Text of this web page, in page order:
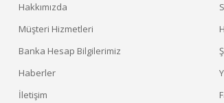
Hakkımızda
Müşteri Hizmetleri
Banka Hesap Bilgilerimiz
Haberler
İletişim